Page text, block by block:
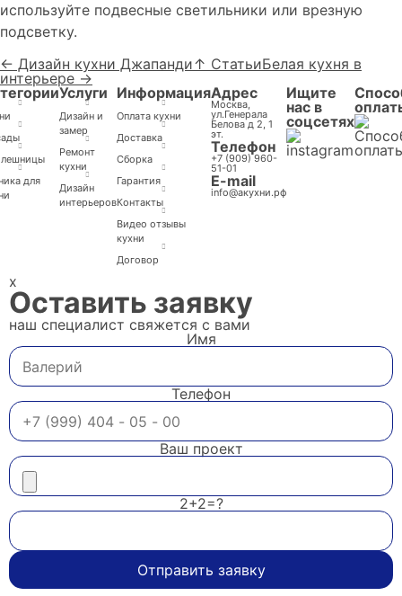
используйте подвесные светильники или врезную
подсветку.
← Дизайн кухни Джапанди↑ СтатьиБелая кухня в
интерьере →
для
Услуги
Дизайн и
замер
Ремонт
кухни
Дизайн
интерьеров
Информация
Оплата кухни
Доставка
Cборка
Гарантия
Контакты
Видео отзывы
кухни
Договор
Адрес
Москва,
ул.Генерала
Белова д 2, 1
эт.
Телефон
+7 (909) 960-
51-01
E-mail
info@акухни.рф
Ищите
нас в
соцсетях
x
Оставить заявку
наш специалист свяжется с вами
Имя
Телефон
Ваш проект
2+2=?
Отправить заявку